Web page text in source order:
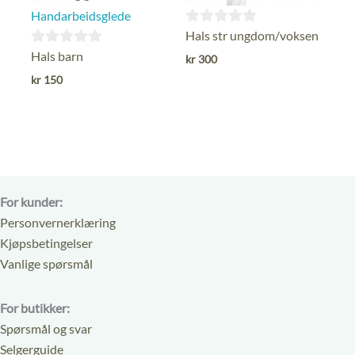
Handarbeidsglede
0
ut
Hals barn
kr 150
0
ut
Hals str ungdom/voksen
kr 300
For kunder:
Personvernerklæring
Kjøpsbetingelser
Vanlige spørsmål
For butikker:
Spørsmål og svar
Selgerguide